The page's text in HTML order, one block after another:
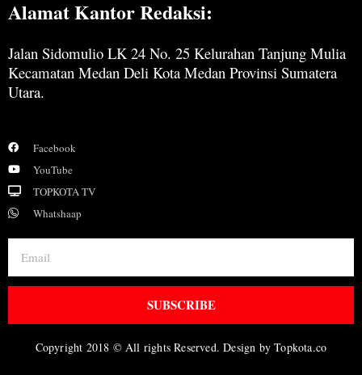
Alamat Kantor Redaksi:
Jalan Sidomulio LK 24 No. 25 Kelurahan Tanjung Mulia
Kecamatan Medan Deli Kota Medan Provinsi Sumatera
Utara.
Facebook
YouTube
TOPKOTA TV
Whatshaap
SUBSCRIBE
Copyright 2018 © All rights Reserved. Design by Topkota.co